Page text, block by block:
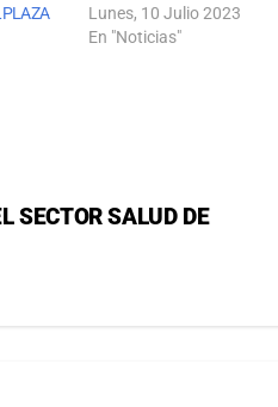
Lunes, 10 Julio 2023
En "Noticias"
SECTOR SALUD DE